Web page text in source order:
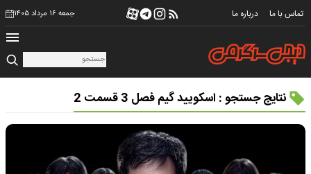
تماس با ما درباره ما جمعه ۱۶ مرداد ۱۴۰۵
نتایج جستجو : اسکویید گیم فصل 3 قسمت 2